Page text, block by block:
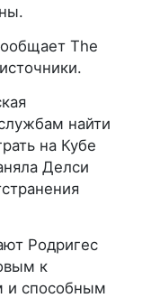
The
найти
на Кубе
Делси
Родригес
к
и способным